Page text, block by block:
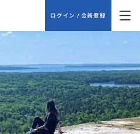
ログイン / 会員登録